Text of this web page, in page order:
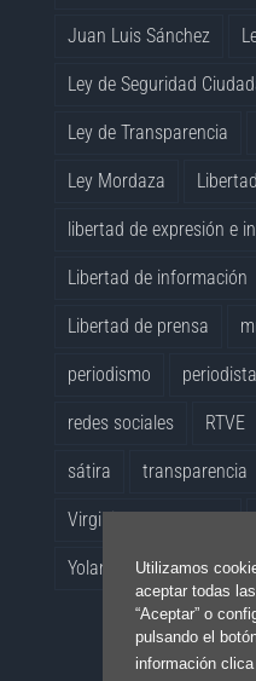
Utilizamos
aceptar todas
“Aceptar” o
pulsando el
información
Juan Luis Sánchez
Ley de Seguridad
Ley de Transparencia
Ley Mordaza
libertad de expresión e
Libertad de información
Libertad de prensa
periodismo
redes sociales RTVE
sátira transparencia
Virginia Pérez Alonso
Yolanda Quintana